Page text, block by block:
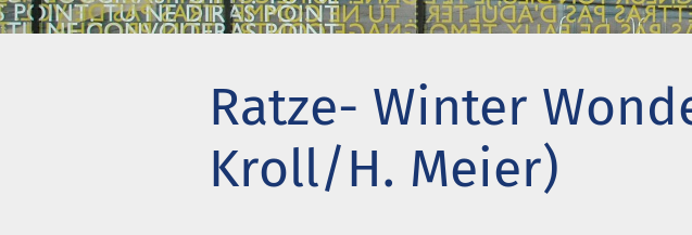
Diakonie
Frühstück für alle
Aktuelles
Besuch aus Minsk
Gott neu vermessen.
Ratze- Winter
Kroll/H. Meier)